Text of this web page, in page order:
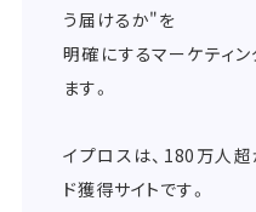
う届けるか"を
明確にするマーケティ
ます。
イプロスは、180万人
ド獲得サイトです。